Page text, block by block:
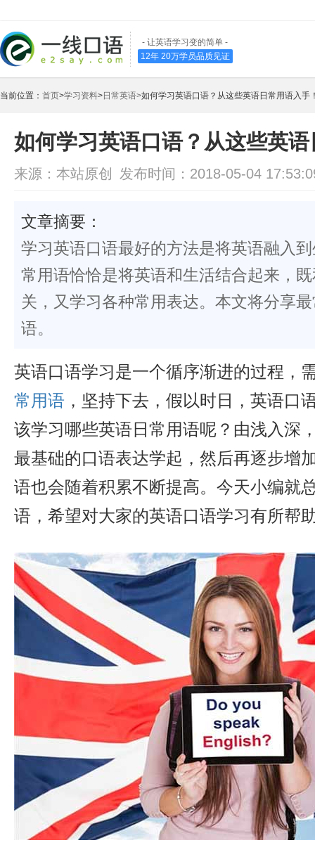
- 让英语学习变的简单 -
12年 20万学员品质见证
当前位置： 首页>学习资料>日常英语>如何学习英语口语？从这些英语日常用语入手
如何学习英语口语？从这些英
来源：本站原创 发布时间：2018-05-04
文章摘要：
学习英语口语最好的方法是将英语融入
常用语恰恰是将英语和生活结合起来，
关，又学习各种常用表达。本文将分享
语。
英语口语学习是一个循序渐进的过程，
常用语 ，坚持下去，假以时日，英语口
该学习哪些英语日常用语呢？由浅入深
最基础的口语表达学起，然后再逐步增
语也会随着积累不断提高。今天小编就
语，希望对大家的英语口语学习有所帮